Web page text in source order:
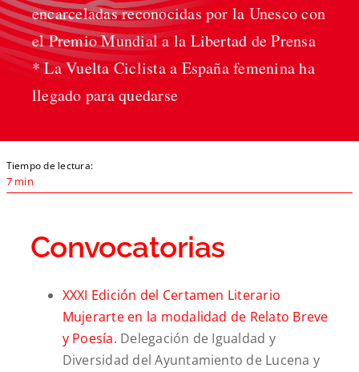
encarceladas reconocidas por la Unesco con
el Premio Mundial a la Libertad de Prensa
* La Vuelta Ciclista a España femenina ha
llegado para quedarse
Tiempo de lectura:
7 min
Convocatorias
XXXI Edición del Certamen Literario
Mujerarte en la modalidad de Relato Breve
y Poesía. Delegación de Igualdad y
Diversidad del Ayuntamiento de Lucena y